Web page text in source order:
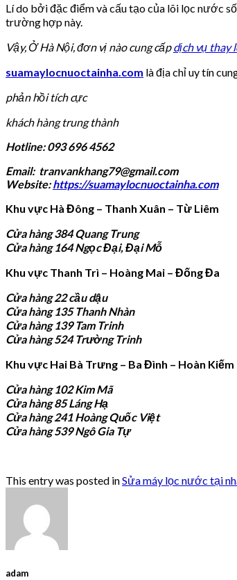
Lí do bởi đặc điểm và cấu tạo của lõi lọc nước
trường hợp này.
Vậy,Ở Hà Nội, đơn vị nào cung cấpdịch vụ thay
suamaylocnuoctainha.com là địa chỉ uy tín
phản hồi tích cực
khách hàng trung thành
Hotline: 093 696 4562
Email: tranvankhang79@gmail.com
Website:https://suamaylocnuoctainha.com
Khu vực Hà Đông – Thanh Xuân – Từ Liêm
Cửa hàng 384 Quang Trung
Cửa hàng 164 Ngọc Đại, Đại Mỗ
Khu vực Thanh Trì – Hoàng Mai – Đống Đa
Cửa hàng 22 cầu dậu
Cửa hàng 135 Thanh Nhàn
Cửa hàng 139 Tam Trinh
Cửa hàng 524 Trường Trinh
Khu vực Hai Bà Trưng – Ba Đình – Hoàn Kiếm
Cửa hàng 102 Kim Mã
Cửa hàng 85 Láng Hạ
Cửa hàng 241 Hoàng Quốc Việt
Cửa hàng 539 Ngô Gia Tự
This entry was posted inSửa máy lọc nước tại
adam